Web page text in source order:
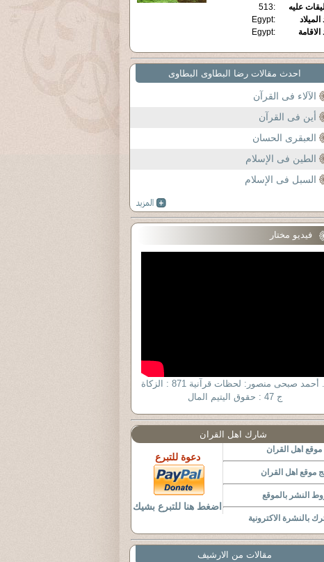
عليه
:
513
الميلاد
:
Egypt
الاقامة
:
Egypt
احدث مقالات رضا البطاوى البطاوى
الآلاء فى القرآن
أين فى القرآن
العبقرى الحسان
الطين فى الإسلام
السبل فى الإسلام
فيديو مختار
د. أحمد صبحى منصور: لحظات قرآنية 871 : الزكاة
ج 47 : حقوق اليتيم المال
شارك اهل القران
اهل القران
موقع اهل القران
النشر بالموقع
بالنشرة الاكترونية
دعوة للتبرع
اضغط هنا للتبرع بشيك
مقالات من الارشيف